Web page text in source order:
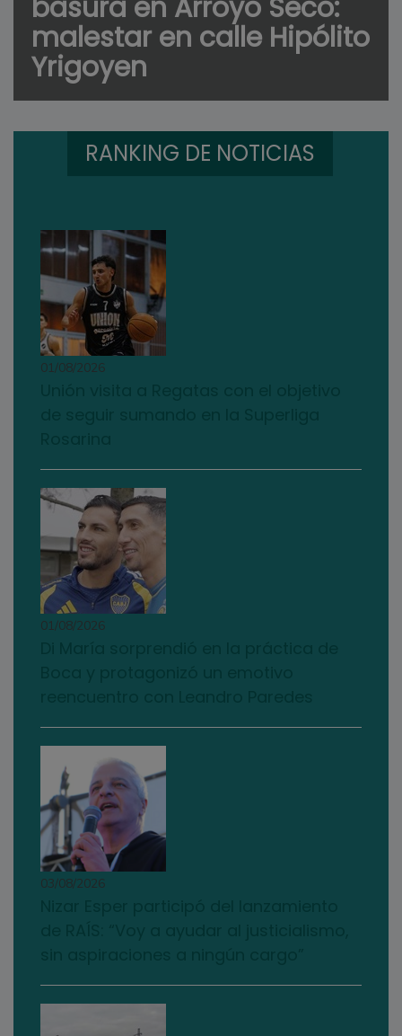
basura en Arroyo Seco:
malestar en calle Hipólito
Yrigoyen
RANKING DE NOTICIAS
01/08/2026
01/08/2026
03/08/2026